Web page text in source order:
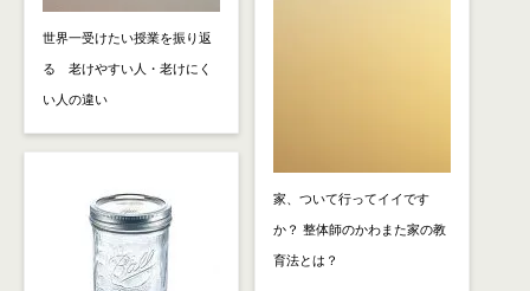
世界一受けたい授業を振り返
る 老けやすい人・老けにく
い人の違い
家、ついて行ってイイです
か？ 整体師のかわまた家の教
育法とは？